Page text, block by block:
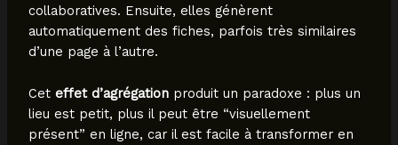
collaboratives. Ensuite, elles génèrent
automatiquement des fiches, parfois très similaires
d’une page à l’autre.
Cet effet d’agrégationproduit un paradoxe : plus un
lieu est petit, plus il peut être “visuellement
présent” en ligne, car il est facile à transformer en